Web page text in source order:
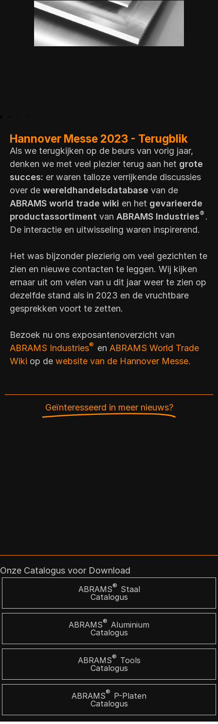
Hannover Messe 2023 - Terugblik
Als we terugkijken op de beurs van vorig jaar,
denken we met veel plezier terug aan het grote
succes: er waren talloze verrijkende discussies
over de wereldhandelsdatabase van de
ABRAMS world trade wiki en het gevarieerde
productassortiment van ABRAMS Industries® .
De interactie en uitwisseling waren inspirerend.
Het was bijzonder plezierig om veel gezichten te
zien en nieuwe contacten te leggen. Wij kijken
ernaar uit om velen van u dit jaar weer te zien op
dezelfde stand als in 2023 en de vruchtbare
gesprekken voort te zetten.
Bezoek nu ons exposantenoverzicht van
ABRAMS Industries® en ABRAMS World Trade
Wiki op de website van de Hannover Messe.
Geïnteresseerd in meer nieuws?
Onze Catalogus voor Download
ABRAMS® Staal
Catalogus
ABRAMS® Aluminium
Catalogus
ABRAMS® Tools
Catalogus
ABRAMS® P-Platen
Catalogus